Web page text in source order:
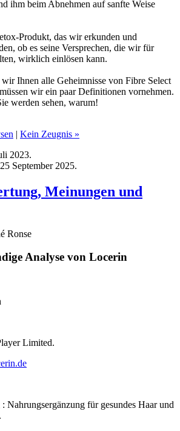
Produkt, das wir erkunden und
wirklich einlösen kann.
Ihnen alle Geheimnisse von Fibre Select
werden sehen, warum!
2023.
Meinungen und
Ronse
Analyse von Locerin
Limited.
Nahrungsergänzung für gesundes Haar und